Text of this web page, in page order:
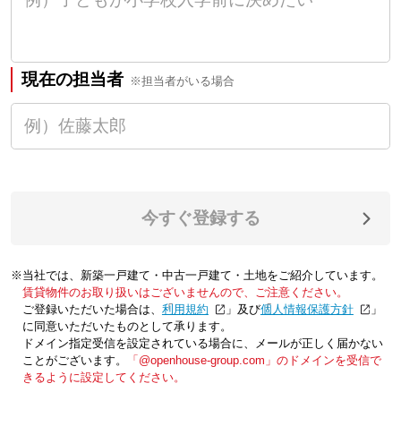
現在の担当者 ※担当者がいる場合
今すぐ登録する
※当社では、新築一戸建て・中古一戸建て・土地をご紹介しています。
賃貸物件のお取り扱いはございませんので、ご注意ください。
ご登録いただいた場合は、「利用規約 」及び「個人情報保護方針
」
に同意いただいたものとして承ります。
ドメイン指定受信を設定されている場合に、メールが正しく届かない
ことがございます。
「@openhouse-group.com」のドメインを受信で
きるように設定してください。